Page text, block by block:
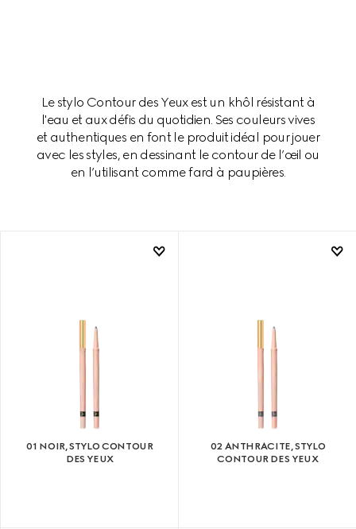
Le stylo Contour des Yeux est un khôl résistant à
l'eau et aux défis du quotidien. Ses couleurs vives
et authentiques en font le produit idéal pour jouer
avec les styles, en dessinant le contour de l’œil ou
en l’utilisant comme fard à paupières.
01 NOIR, STYLO CONTOUR
DES YEUX
02 ANTHRACITE, STYLO
CONTOUR DES YEUX